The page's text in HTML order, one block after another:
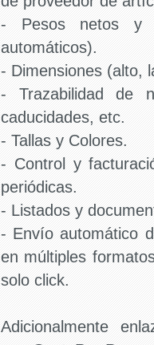
- Pesos netos y
automáticos).
- Dimensiones (alto,
- Trazabilidad de
caducidades, etc.
- Tallas y Colores.
- Control y
periódicas.
- Listados y
- Envío automático
en múltiples
solo click.
Adicionalmente